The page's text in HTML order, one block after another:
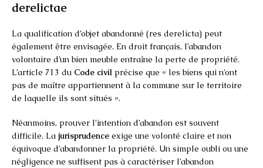
derelictae
La qualification d’objet abandonné (res derelicta) peut
également être envisagée. En droit français, l’abandon
volontaire d’un bien meuble entraîne la perte de propriété.
L’article 713 du Code civil précise que « les biens qui n’ont
pas de maître appartiennent à la commune sur le territoire
de laquelle ils sont situés ».
Néanmoins, prouver l’intention d’abandon est souvent
difficile. La jurisprudence exige une volonté claire et non
équivoque d’abandonner la propriété. Un simple oubli ou une
négligence ne suffisent pas à caractériser l’abandon